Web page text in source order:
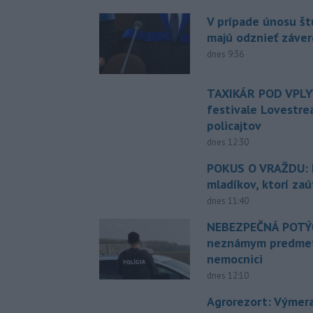
V prípade únosu
majú odznieť
dnes 9:36
TAXIKÁR POD
festivale
policajtov
dnes 12:30
POKUS O
mladíkov, ktorí
dnes 11:40
NEBEZPEČNÁ
neznámym
nemocnici
dnes 12:10
Agrorezort: